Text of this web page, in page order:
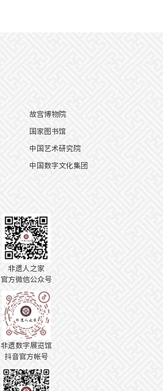
故宫博物院
国家图书馆
中国艺术研究院
中国数字文化集团
非遗人之家
官方微信公众号
非遗数字展览馆
抖音官方帐号